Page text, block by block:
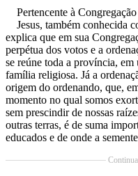
Pertencente à
Jesus, também conhecida
explica que em sua
perpétua dos votos e a
se reúne toda a província,
família religiosa. Já a
origem do ordenando, que,
momento no qual somos
sem prescindir de nossas
outras terras, é de suma
educados e de onde a